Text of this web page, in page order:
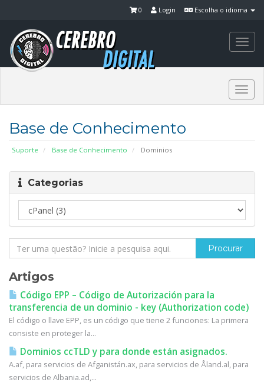
Escolha o idioma
Login
0
Base de Conhecimento
Suporte Base de Conhecimento Dominios
Categorias
Artigos
Código EPP – Código de Autorización para la
transferencia de un dominio - key (Authorization code)
El código o llave EPP, es un código que tiene 2 funciones: La primera
consiste en proteger la...
Dominios ccTLD y para donde están asignados.
A.af, para servicios de Afganistán.ax, para servicios de Åland.al, para
servicios de Albania.ad,...